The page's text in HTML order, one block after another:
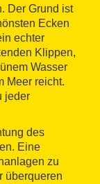
Der Grund ist
Ecken
echter
Klippen,
Wasser
Meer reicht.
jeder
des
Eine
zu
überqueren